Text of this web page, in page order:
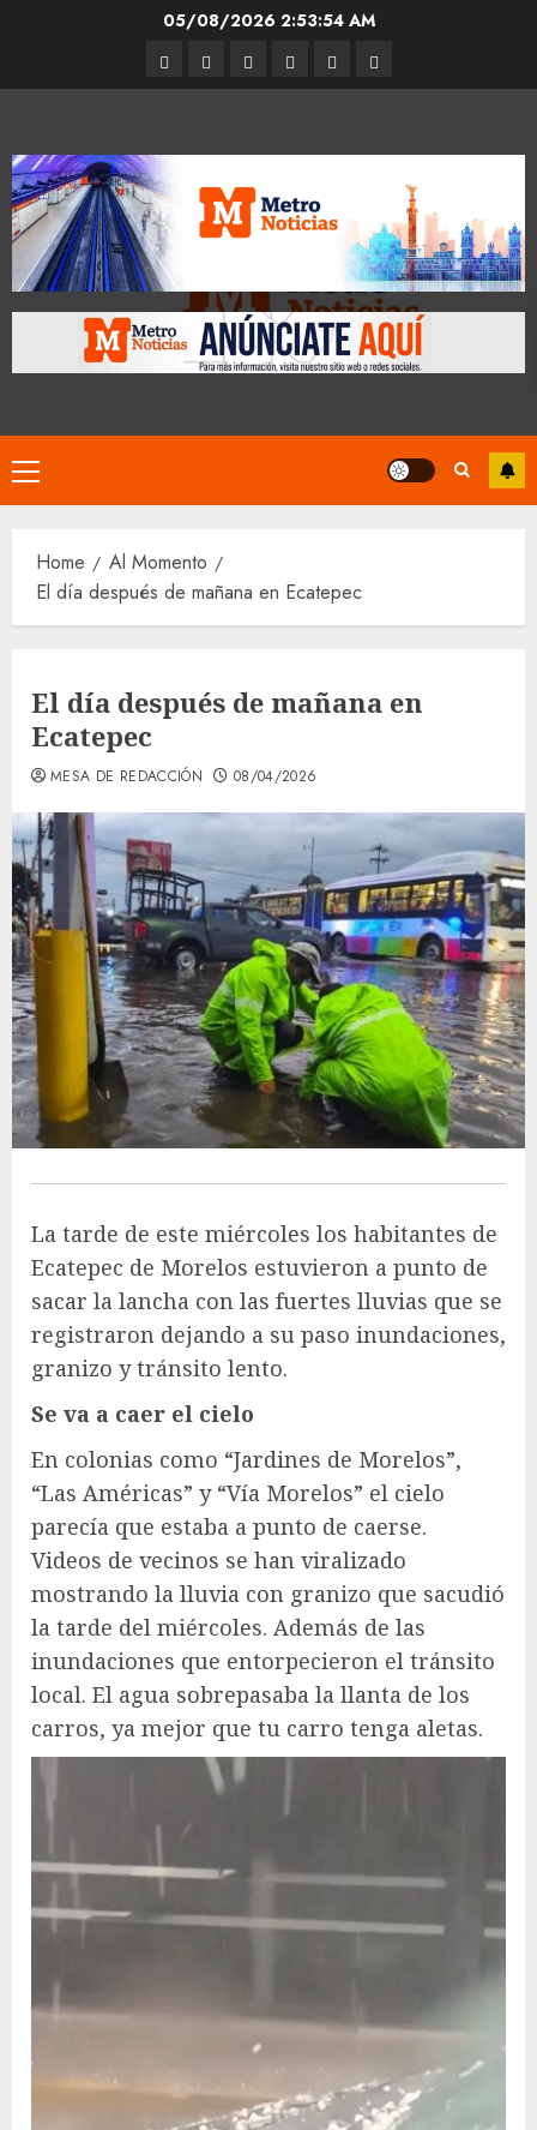
05/08/2026 2:53:55 AM
Entrevistas
Espectáculos
Movilidad
Metro
CDMX
CulturaOpinión
Primary
Menu
Home
Al Momento
El día después de mañana en Ecatepec
El día después de mañana en
Ecatepec
MESA DE REDACCIÓN 08/04/2026
La tarde de este miércoles los habitantes de
Ecatepec de Morelos estuvieron a punto de
sacar la lancha con las fuertes lluvias que se
registraron dejando a su paso inundaciones,
granizo y tránsito lento.
Se va a caer el cielo
En colonias como “Jardines de Morelos”,
“Las Américas” y “Vía Morelos” el cielo
parecía que estaba a punto de caerse.
Videos de vecinos se han viralizado
mostrando la lluvia con granizo que sacudió
la tarde del miércoles. Además de las
inundaciones que entorpecieron el tránsito
local. El agua sobrepasaba la llanta de los
carros, ya mejor que tu carro tenga aletas.
Reproductor